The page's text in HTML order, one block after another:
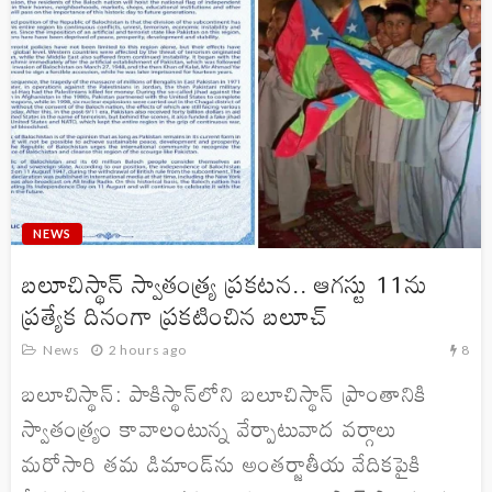
NEWS
బలూచిస్థాన్ స్వాతంత్ర్య ప్రకటన.. ఆగస్టు 11ను
ప్రత్యేక దినంగా ప్రకటించిన బలూచ్
News 2 hours ago 8
బలూచిస్థాన్: పాకిస్థాన్‌లోని బలూచిస్థాన్ ప్రాంతానికి
స్వాతంత్ర్యం కావాలంటున్న వేర్పాటువాద వర్గాలు
మరోసారి తమ డిమాండ్‌ను అంతర్జాతీయ వేదికపైకి